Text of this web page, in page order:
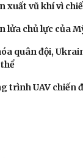
PHÒNG